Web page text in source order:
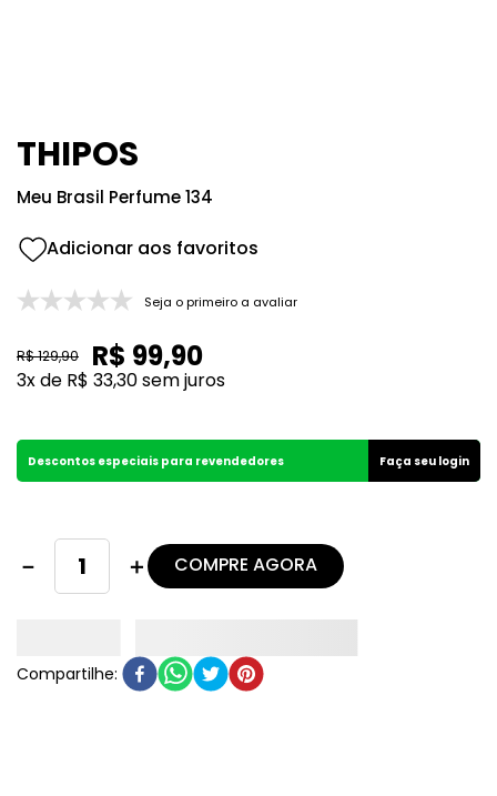
THIPOS
Meu Brasil Perfume 134
Seja o primeiro a avaliar
R$129,90 R$ 99,90
3x de R$ 33,30sem juros
Descontos especiais para revendedores Faça seu login
＋
－ COMPRE AGORA